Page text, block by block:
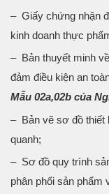
– Giấy chứng nhận
kinh doanh thực
– Bản thuyết minh
đảm điều kiện an
Mẫu 02a,02b của
– ​Bản vẽ sơ đồ thiết
quanh;
– Sơ đồ quy trình
phân phối sản phẩm